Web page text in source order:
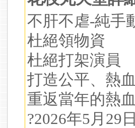
不肝不虐-純手
杜絕領物資
杜絕打架演員
打造公平、熱
重返當年的熱
?2026年5月29